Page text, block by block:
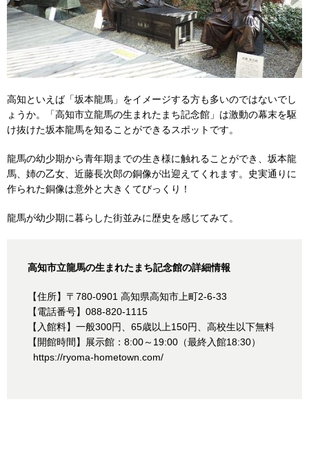
高知といえば「坂本龍馬」をイメージする方も多いのではないでし
ょうか。「高知市立龍馬の生まれたまち記念館」は激動の幕末を駆
け抜けた坂本龍馬を知ることができるスポットです。
龍馬の幼少期から青年期までの生き様に触れることができ、坂本龍
馬、姉の乙女、近藤長次郎の銅像が出迎えてくれます。史実通りに
作られた銅像は意外と大きくてびっくり！
龍馬が幼少期に暮らした街並みに歴史を感じてみて。
高知市立龍馬の生まれたまち記念館の詳細情報
【住所】〒780-0901 高知県高知市上町2-6-33
【電話番号】088-820-1115
【入館料】一般300円、65歳以上150円、高校生以下無料
【開館時間】展示館：8:00～19:00（最終入館18:30）
https://ryoma-hometown.com/